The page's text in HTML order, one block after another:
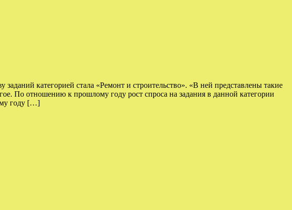
категорией стала «Ремонт и строительство». «В ней представлены такие
По отношению к прошлому году рост спроса на задания в данной категории
году […]